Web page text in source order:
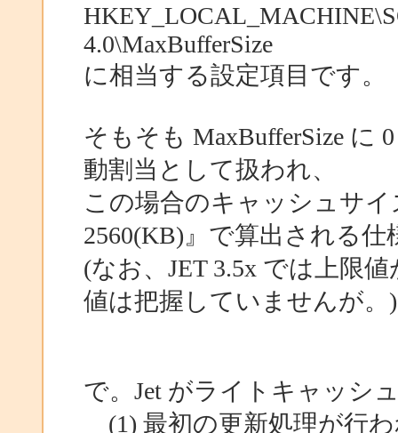
4.0\MaxBufferSize
に相当する設定項目です。
そもそも MaxBufferSize に
動割当として扱われ、
この場合のキャッシュサ
2560(KB)』で算出される仕
(なお、JET 3.5x では上限
値は把握していませんが。)
で。Jet がライトキャッシ
(1) 最初の更新処理が行